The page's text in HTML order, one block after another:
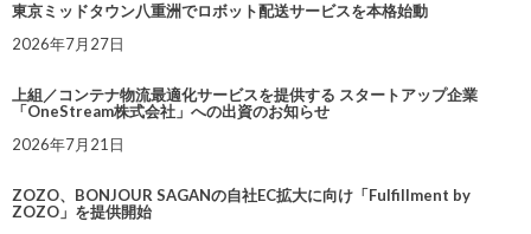
東京ミッドタウン八重洲でロボット配送サービスを本格始動
2026年7月27日
上組／コンテナ物流最適化サービスを提供する スタートアップ企業
「OneStream株式会社」への出資のお知らせ
2026年7月21日
ZOZO、BONJOUR SAGANの自社EC拡大に向け「Fulfillment by
ZOZO」を提供開始